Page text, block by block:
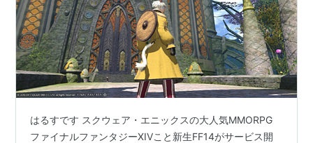
はるすです スクウェア・エニックスの大人気MMORPG
ファイナルファンタジーXIVこと新生FF14がサービス開